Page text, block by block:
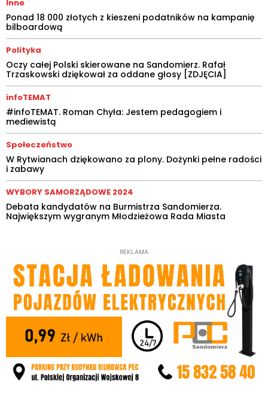
Inne
Ponad 18 000 złotych z kieszeni podatników na kampanię
bilboardową
Polityka
Oczy całej Polski skierowane na Sandomierz. Rafał
Trzaskowski dziękował za oddane głosy [ZDJĘCIA]
infoTEMAT
#infoTEMAT. Roman Chyła: Jestem pedagogiem i
mediewistą
Społeczeństwo
W Rytwianach dziękowano za plony. Dożynki pełne radości
i zabawy
WYBORY SAMORZĄDOWE 2024
Debata kandydatów na Burmistrza Sandomierza.
Największym wygranym Młodzieżowa Rada Miasta
REKLAMA